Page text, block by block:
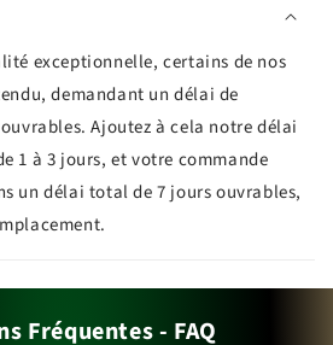
exceptionnelle, certains de nos
demandant un délai de
Ajoutez à cela notre délai
1 à 3 jours, et votre commande
un délai total de 7 jours ouvrables,
Fréquentes - FAQ